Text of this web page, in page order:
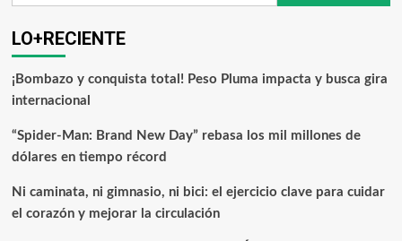
LO+RECIENTE
¡Bombazo y conquista total! Peso Pluma impacta y busca gira
internacional
“Spider-Man: Brand New Day” rebasa los mil millones de
dólares en tiempo récord
Ni caminata, ni gimnasio, ni bici: el ejercicio clave para cuidar
el corazón y mejorar la circulación